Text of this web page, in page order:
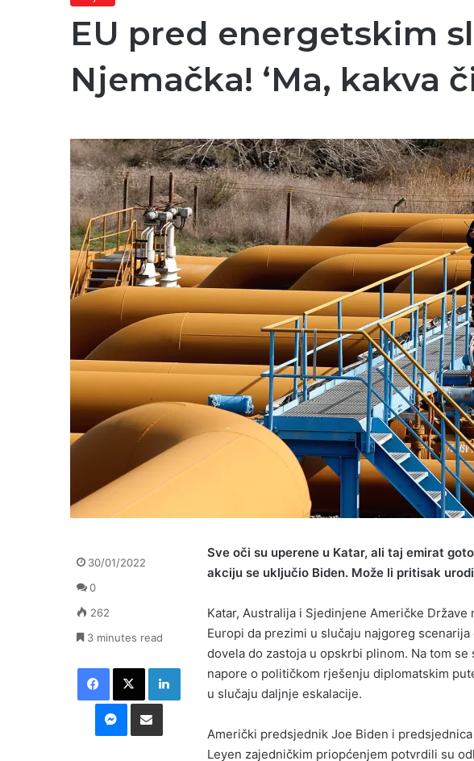
EU pred energetskim
Njemačka! ‘Ma, kakva
Sve oči su uperene u Katar, ali taj emirat
akciju se uključio Biden. Može li pritisak
Katar, Australija i Sjedinjene Američke
Europi da prezimi u slučaju najgoreg
dovela do zastoja u opskrbi plinom. Na tom
napore o političkom rješenju diplomatskim
u slučaju daljnje eskalacije.
Američki predsjednik Joe Biden i
Leyen zajedničkim priopćenjem potvrdili su
30/01/2022
0
262
3 minutes read
Facebook
X LinkedIn
Messenger
Podijeli putem E-maila